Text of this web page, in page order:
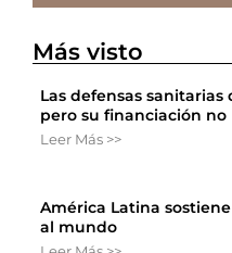
Más visto
Las defensas
pero su financiación no
Leer Más >>
América Latina
al mundo